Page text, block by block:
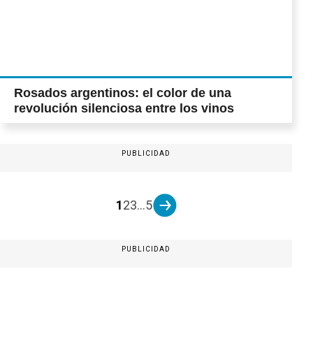
Rosados argentinos: el color de una
revolución silenciosa entre los vinos
PUBLICIDAD
123...5
PUBLICIDAD